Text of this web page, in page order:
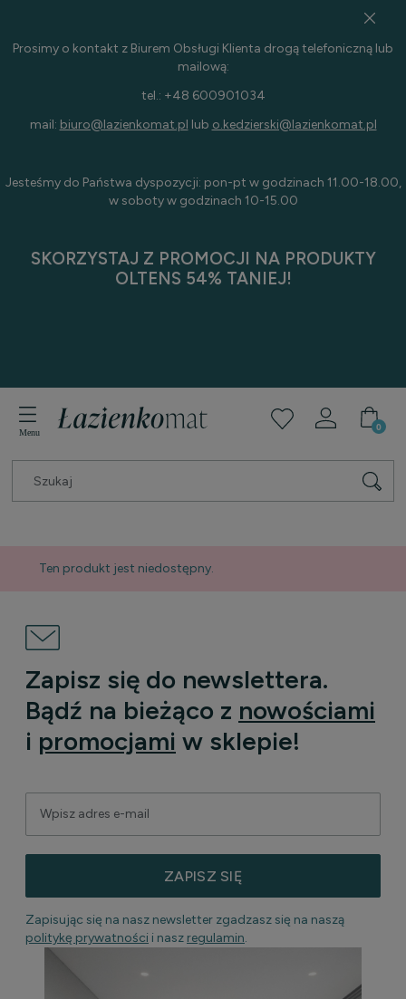
Prosimy o kontakt z Biurem Obsługi Klienta drogą telefoniczną lub
mailową:
tel.: +48 600901034
mail: biuro@lazienkomat.pl lub o.kedzierski@lazienkomat.pl
Jesteśmy do Państwa dyspozycji: pon-pt w godzinach 11.00-18.00,
w soboty w godzinach 10-15.00
SKORZYSTAJ Z PROMOCJI NA PRODUKTY
OLTENS 54% TANIEJ!
Ten produkt jest niedostępny.
Zapisz się do newslettera.
Bądź na bieżąco z nowościami
i promocjami w sklepie!
ZAPISZ SIĘ
Zapisując się na nasz newsletter zgadzasz się na naszą
politykę prywatności i nasz regulamin.